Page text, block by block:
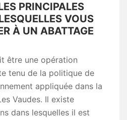
PRINCIPALES
VOUS
À UN ABATTAGE
être une opération
tenu de la politique de
appliquée dans la
Vaudes. Il existe
dans lesquelles il est